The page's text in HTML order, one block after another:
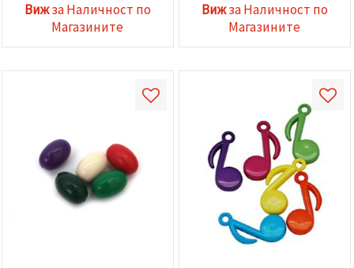
Вижза Наличност по
Магазините
Вижза Наличност по
Магазините